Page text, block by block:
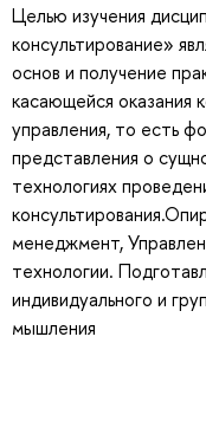
Целью изучения
консультирование»
основ и получение
касающейся оказания
управления, то есть
представления о
технологиях
менеджмент,
технологии.
индивидуального и
мышления